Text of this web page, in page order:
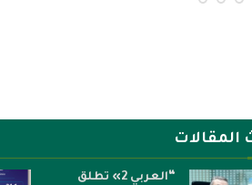
المقالات
“العربي 2» تطلق